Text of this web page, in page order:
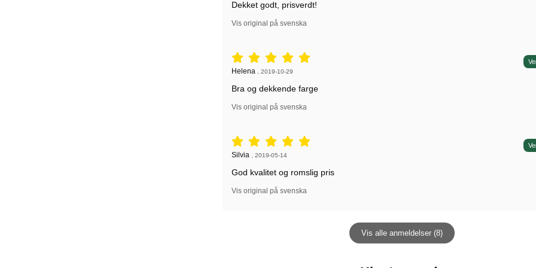
Dekket godt, prisverdt!
Vis original på svenska
Vurdering: 5 stjerne av 5,
Anmeldelse av:
Helena 2019-10-29
Bra og dekkende farge
Vis original på svenska
Vurdering: 5 stjerne av 5,
Anmeldelse av:
Silvia 2019-05-14
God kvalitet og romslig pris
Vis original på svenska
Vis alle anmeldelser (8)